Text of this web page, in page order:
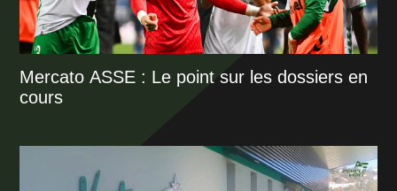
Mercato ASSE : Le point sur les dossiers en
cours